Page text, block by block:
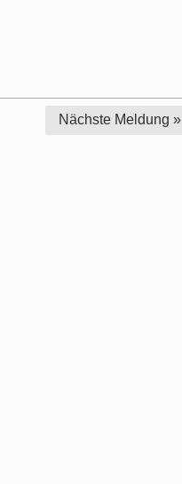
Nächste Meldung »